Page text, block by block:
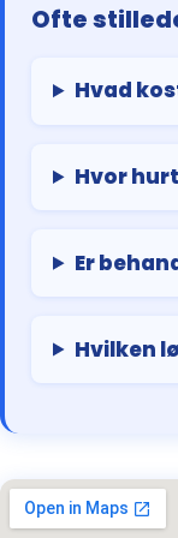
Ofte
Hvad
Hvor
Er
Hvilken